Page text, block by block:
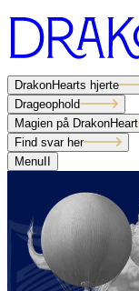
DrakonHearts hjerte
Drageophold
Magien på DrakonHeart
Find svar her
MenuII
Drageophold
Magien på DrakonHeart
Find svar her